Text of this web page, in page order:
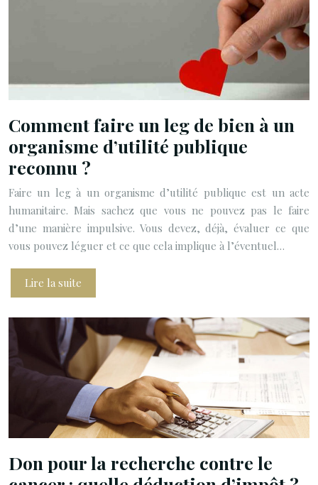
Comment faire un leg de bien à un
organisme d’utilité publique
reconnu ?
Faire un leg à un organisme d’utilité publique est un acte
humanitaire. Mais sachez que vous ne pouvez pas le faire
d’une manière impulsive. Vous devez, déjà, évaluer ce que
vous pouvez léguer et ce que cela implique à l’éventuel…
Lire la suite
Don pour la recherche contre le